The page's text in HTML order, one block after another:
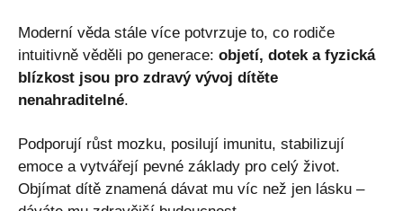
Moderní věda stále více potvrzuje to, co rodiče
intuitivně věděli po generace: objetí, dotek a fyzická
blízkost jsou pro zdravý vývoj dítěte
nenahraditelné.
Podporují růst mozku, posilují imunitu, stabilizují
emoce a vytvářejí pevné základy pro celý život.
Objímat dítě znamená dávat mu víc než jen lásku –